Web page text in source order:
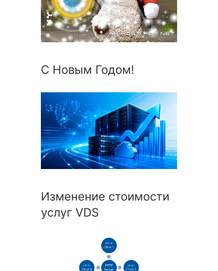
С Новым Годом!
Изменение стоимости
услуг VDS